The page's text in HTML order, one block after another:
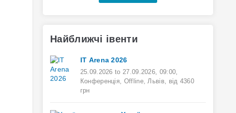
Найближчі івенти
ІТ Arena 2026
25.09.2026 to 27.09.2026, 09:00,
Конференція, Offline, Львів, від 4360
грн